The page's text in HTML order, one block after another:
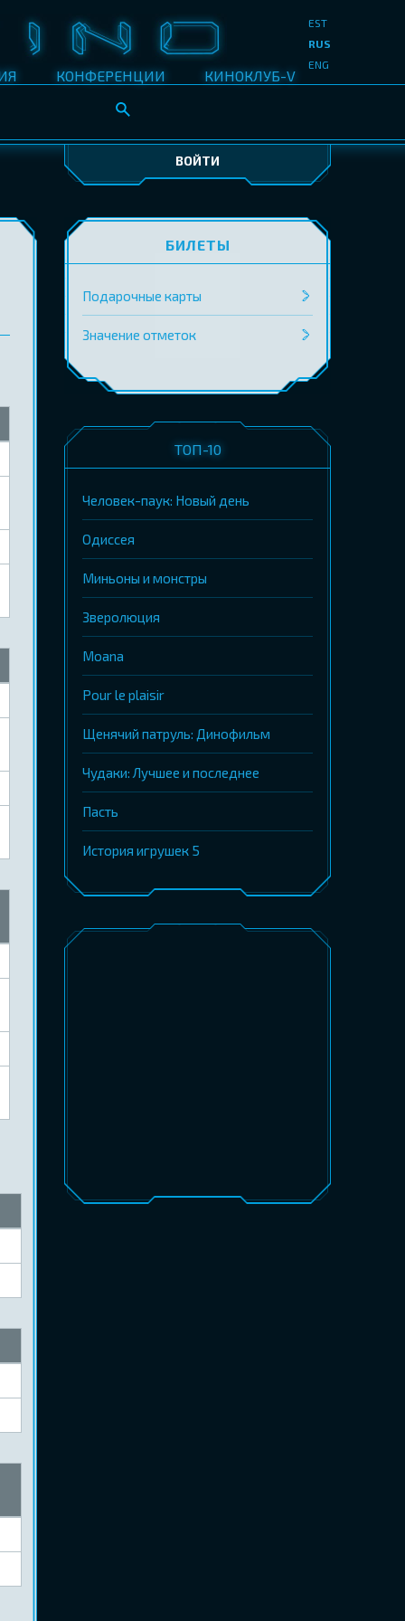
КОНФЕРЕНЦИИ КИНОКЛУБ-V
EST
RUS
ENG
ВОЙТИ
БИЛЕТЫ
Подарочные карты
Значение отметок
ТОП-10
Человек-паук: Новый день
Одиссея
Миньоны и монстры
Зверолюция
Moana
Pour le plaisir
Щенячий патруль: Динофильм
Чудаки: Лучшее и последнее
Пасть
История игрушек 5